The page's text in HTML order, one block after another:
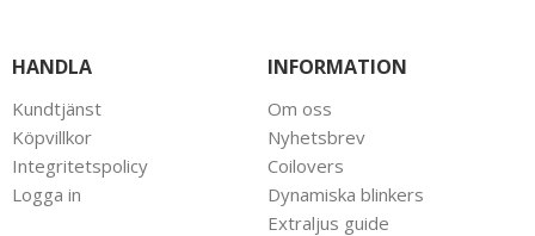
HANDLA
Kundtjänst
Köpvillkor
Integritetspolicy
Logga in
INFORMATION
Om oss
Nyhetsbrev
Coilovers
Dynamiska blinkers
Extraljus guide